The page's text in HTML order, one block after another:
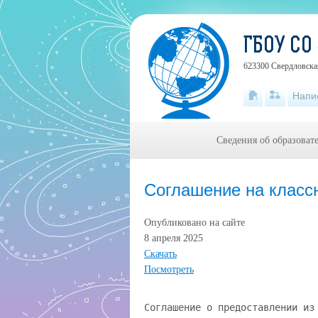
Соглашение на
Опубликовано на сайте
8 апреля 2025
Скачать
Посмотреть
Соглашение о предоставлении из областного бюджета государственному бюджетному учреждению Свердловской области субсидии на обеспечение выплаты ежемесячного денежного вознаграждения за классное руководство педагогическим работникам государственных образовательных организаций Свердловской области, реализующих образовательные программы начального общего образования, образовательные программы основного общего образования, образовательные программы среднего общего образования, на условиях софинансирования из федерального бюджета Екатеринбург «1» февраля 2024 г. № 20-2024-042328 МИНИСТЕРСТВО ОБРАЗОВАНИЯ И МОЛОДЕЖНОЙ ПОЛИТИКИ СВЕРДЛОВСКОЙ ОБЛАСТИ, которому(ой) как получателю средств Свердловской области (далее - бюджет) доведены лимиты бюджетных обязательств на предоставление субсидии в соответствии с абзацем вторым пункта 1 статьи 78.1 Бюджетного кодекса Российской Федерации (Собрание законодательства Российской Федерации, 1998, N 31, ст. 3823; 2007, N 18, ст. 2117) (далее Субсидия), именуемый в дальнейшем "Учредитель", в лице Заместителя Министра образования и молодежной политики Свердловской области Серковой Ирины Андреевны, действующего на основании Доверенности Министра образования и молодежной политики Свердловской области от 13.12.2023 № 36, с одной стороны, и ГОСУДАРСТВЕННОЕ БЮДЖЕТНОЕ ОБЩЕОБРАЗОВАТЕЛЬНОЕ УЧРЕЖДЕНИЕ СВЕРДЛОВСКОЙ ОБЛАСТИ "КРАСНОУФИМСКАЯ ШКОЛА, РЕАЛИЗУЮЩАЯ АДАПТИРОВАННЫЕ ОСНОВНЫЕ ОБЩЕОБРАЗОВАТЕЛЬНЫЕ ПРОГРАММЫ", именуемое в дальнейшем «Учреждение», в лице Директора Янченко Оксаны Александровны, действующего на основании Распоряжения Правительства Свердловской области № 300-РП от24.07.2020г., с другой стороны, далее именуемые «Стороны», в соответствии с Бюджетным кодексом Российской Федерации, постановлением Правительства Свердловской области от 3 сентября 2020 г. № 620-ПП «О выплате ежемесячного денежного вознаграждения за классное руководство педагогическим работникам образовательных организаций, реализующих образовательные программы начального общего образования, образовательные программы основного общего образования, образовательные программы среднего общего образования, на условиях софинансирования из федерального бюджета», приказом Министерства образования и молодежной политики Свердловской области от 29.04.2022 № 423-Д «Об утверждении Порядка определения объема и условий предоставления государственным бюджетным и автономным учреждениям Свердловской области, в отношении которых функции и полномочия учредителя осуществляются Министерством образования и молодежной политики Свердловской области, субсидии на обеспечение выплаты ежемесячного денежного вознаграждения за классное руководство педагогическим работникам государственных образовательных организаций Свердловской области, реализующих образовательные программы начального общего образования, образовательные программы основного общего образования, образовательные программы среднего общего образования, на условиях софинансирования из федерального бюджета» (далее – Правила предоставления субсидии), заключили настоящее Соглашение (далее Соглашение) о нижеследующем. I. Предмет Соглашения 1.1. Предметом настоящего Соглашения является предоставление Учреждению из бюджета в 2024 году/2025 - 2026 годах Субсидии в целях, предусмотренных перечнем Субсидий согласно приложению № 1 к настоящему Соглашению, являющемуся неотъемлемой частью настоящего Соглашения (далее - Перечень Субсидий): 1.1.1. для достижения результата (выполнения мероприятия) - Доля педагогических работников образовательных организаций, получивших ежемесячное денежное вознаграждение за классное руководство (из расчета 5 тыс. рублей в месяц с учетом страховых взносов в государственные внебюджетные фонды, а также районных коэффициентов и процентных «Сформировано в подсистеме бюджетного планирования
ГБОУ
623300
Сведения об